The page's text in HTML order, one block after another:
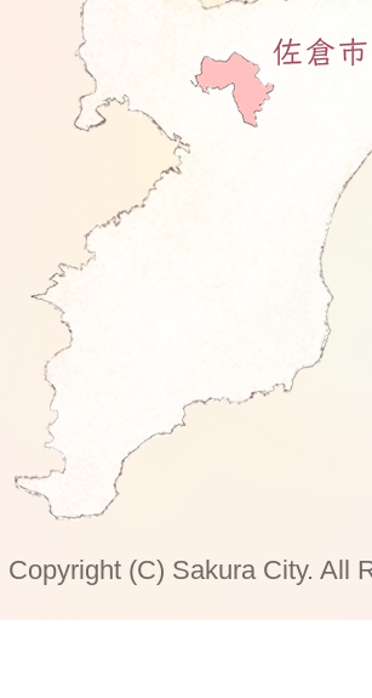
Copyright (C) Sakura City. All